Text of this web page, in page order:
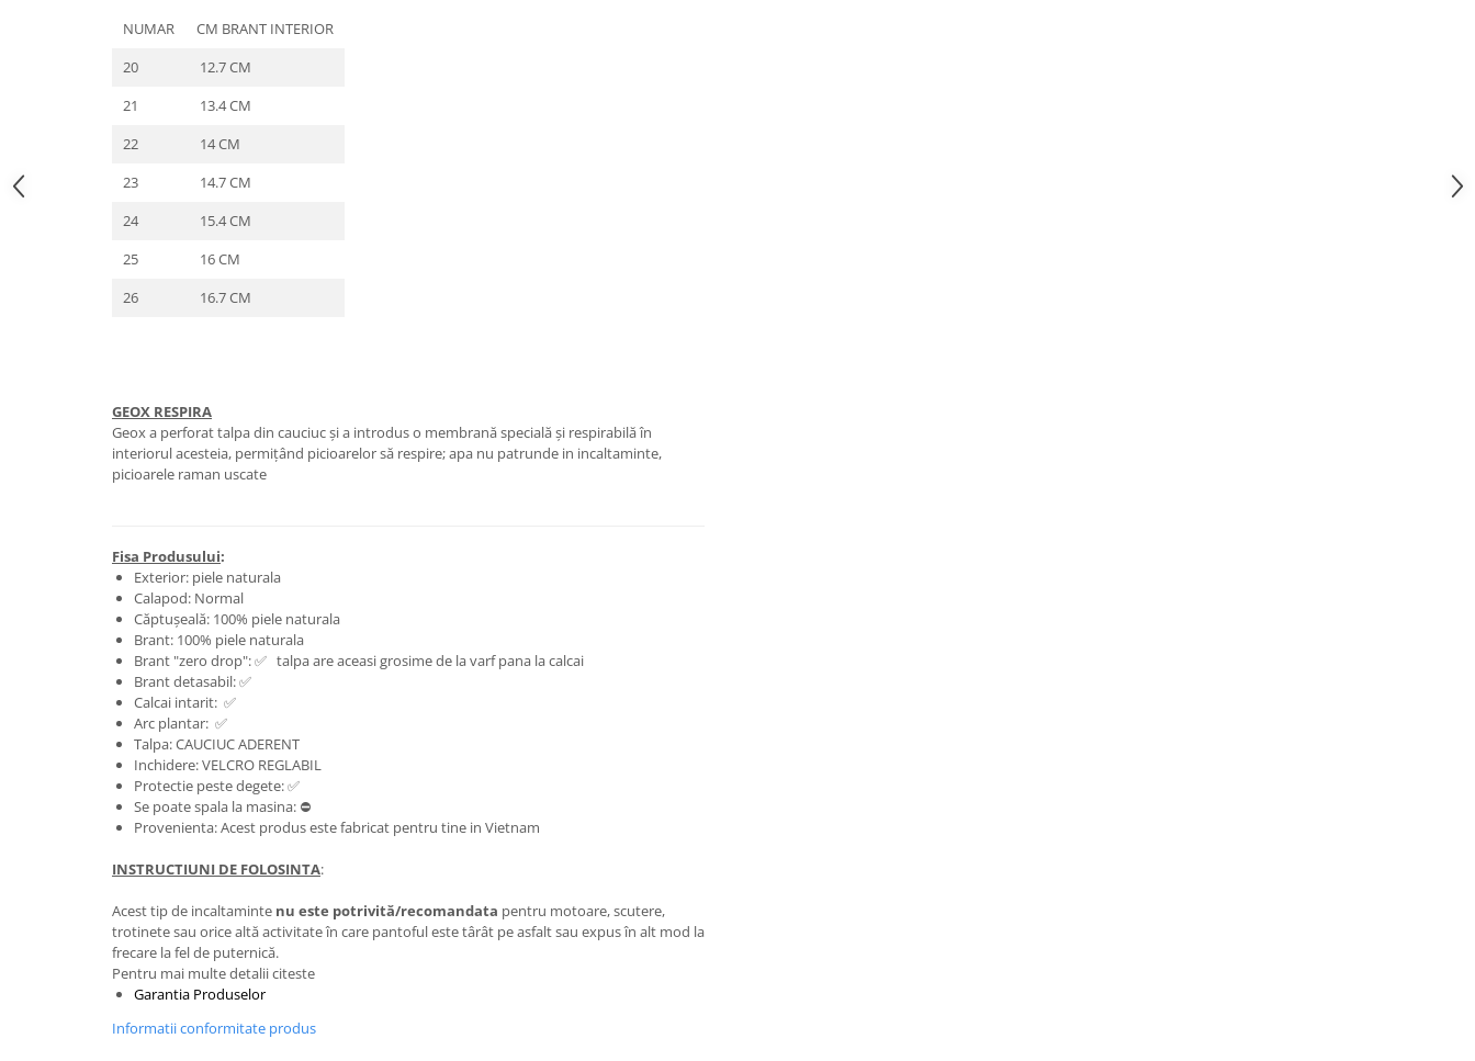
NUMAR
CM BRANT INTERIOR
20
12.7 CM
21
13.4 CM
22
14 CM
23
14.7 CM
24
15.4 CM
25
16 CM
26
16.7 CM
GEOX RESPIRA
Geox a perforat talpa din cauciuc și a introdus o membrană specială și respirabilă în
interiorul acesteia, permițând picioarelor să respire; apa nu patrunde in incaltaminte,
picioarele raman uscate
Fisa Produsului:
Exterior: piele naturala
Calapod: Normal
Căptușeală: 100% piele naturala
Brant: 100% piele naturala
Brant "zero drop": ✅ talpa are aceasi grosime de la varf pana la calcai
Brant detasabil: ✅
Calcai intarit: ✅
Arc plantar: ✅
Talpa: CAUCIUC ADERENT
Inchidere: VELCRO REGLABIL
Protectie peste degete: ✅
Se poate spala la masina: ⛔
Provenienta: Acest produs este fabricat pentru tine in Vietnam
INSTRUCTIUNI DE FOLOSINTA:
Acest tip de incaltaminte nu este potrivită/recomandata pentru motoare, scutere,
trotinete sau orice altă activitate în care pantoful este târât pe asfalt sau expus în alt mod la
frecare la fel de puternică.
Pentru mai multe detalii citeste
Garantia Produselor
Informatii conformitate produs